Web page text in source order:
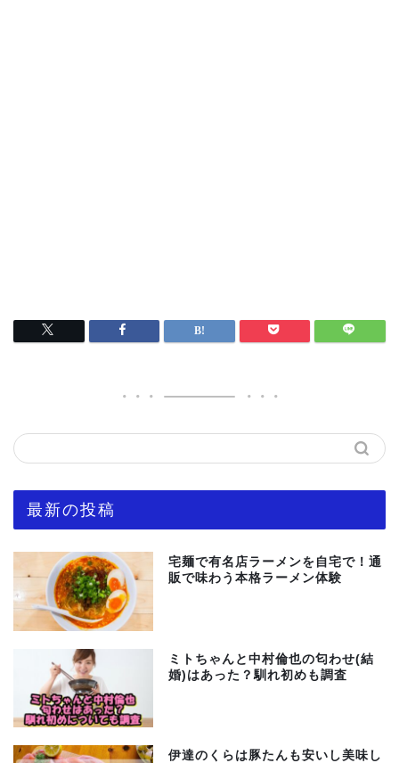
最新の投稿
宅麺で有名店ラーメンを自宅で！通
販で味わう本格ラーメン体験
ミトちゃんと中村倫也の匂わせ(結
婚)はあった？馴れ初めも調査
伊達のくらは豚たんも安いし美味し